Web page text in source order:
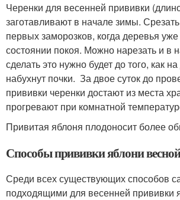
Черенки для весенней прививки
заготавливают в начале зимы.
первых заморозков, когда деревья
состоянии покоя. Можно нарезать и в
сделать это нужно будет до того, как
набухнут почки. За двое суток до
прививки черенки достают из места
прогревают при комнатной
Привитая яблоня плодоносит более
Способы прививки яблони весной
Среди всех существующих способов
подходящими для весенней прививки